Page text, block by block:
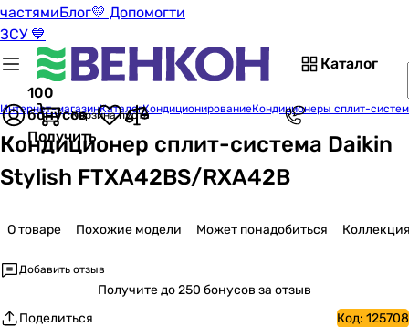
частямиБлог💛 Допомогти
ЗСУ 💙
Каталог
100
бонусов
Получить
Корзина пуста
Интернет-магазинКаталогКондиционированиеКондиционеры сплит-
Кондиционер сплит-система Daikin
Stylish FTXA42BS/RXA42B
О товаре Похожие модели Может понадобиться
Добавить отзыв
Получитедо 250 бонусов за отзыв
Поделиться
Код: 125708